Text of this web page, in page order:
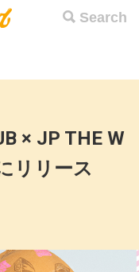
Search
× JP THE W
リリース